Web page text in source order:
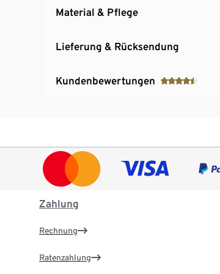
Material & Pflege
Lieferung & Rücksendung
Kundenbewertungen
Zahlung
Rechnung
Ratenzahlung